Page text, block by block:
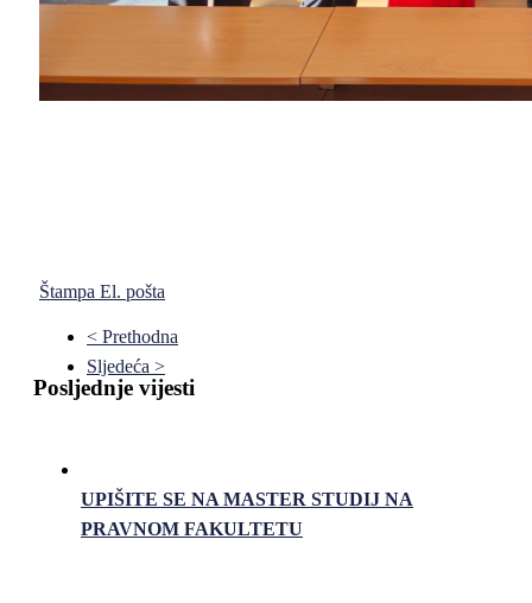
Štampa El. pošta
< Prethodna
Sljedeća >
Posljednje vijesti
UPIŠITE SE NA MASTER STUDIJ NA
PRAVNOM FAKULTETU